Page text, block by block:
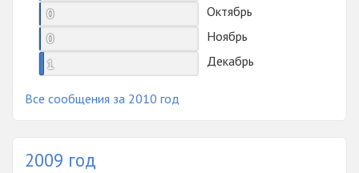
0
Октябрь
0
Ноябрь
1
Декабрь
Все сообщения за 2010 год
2009 год